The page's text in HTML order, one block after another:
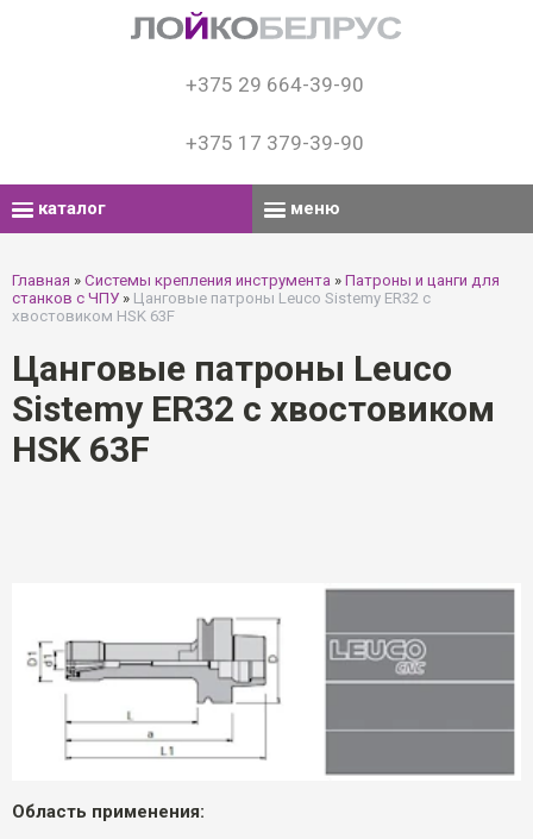
+375 29 664-39-90
+375 17 379-39-90
каталог меню
Главная » Системы крепления инструмента » Патроны и цанги для
станков с ЧПУ » Цанговые патроны Leuco Sistemy ER32 с
хвостовиком HSK 63F
Цанговые патроны Leuco
Sistemy ER32 с хвостовиком
HSK 63F
Область применения: